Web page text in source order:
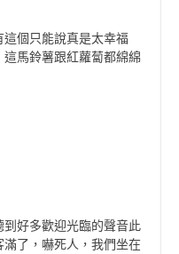
個只能說真是太幸福
這馬鈴薯跟紅蘿蔔都綿綿
好多歡迎光臨的聲音此
了，嚇死人，我們坐在